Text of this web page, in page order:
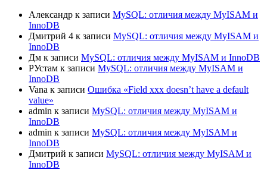
Александр к записи MySQL: отличия между MyISAM и
InnoDB
Дмитрий 4 к записи MySQL: отличия между MyISAM и
InnoDB
Дм к записи MySQL: отличия между MyISAM и InnoDB
РУстам к записи MySQL: отличия между MyISAM и
InnoDB
Vana к записи Ошибка «Field xxx doesn’t have a default
value»
admin к записи MySQL: отличия между MyISAM и
InnoDB
admin к записи MySQL: отличия между MyISAM и
InnoDB
Дмитрий к записи MySQL: отличия между MyISAM и
InnoDB